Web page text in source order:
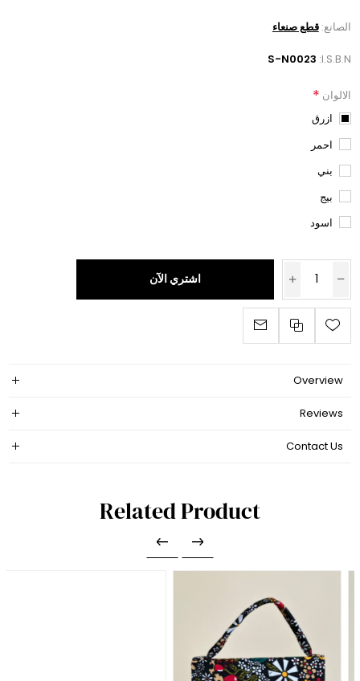
الصانع: قطع صنعاء
I.S.B.N:
S-N0023
الالوان *
ازرق
احمر
بني
بيج
اسود
اشتري الآن
Overview
Reviews
Contact Us
Related Product